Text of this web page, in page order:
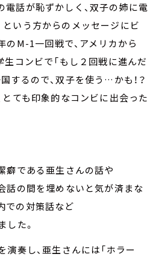
話が恥ずかしく、双子の姉に電
いう方からのメッセージにビ
のM-1一回戦で、アメリカから
コンビで「もし２回戦に進んだ
するので、双子を使う…かも！？
とても印象的なコンビに出会った
癖である亜生さんの話や
話の間を埋めないと気が済まな
での対策話など
した。
演奏し、亜生さんには「ホラー